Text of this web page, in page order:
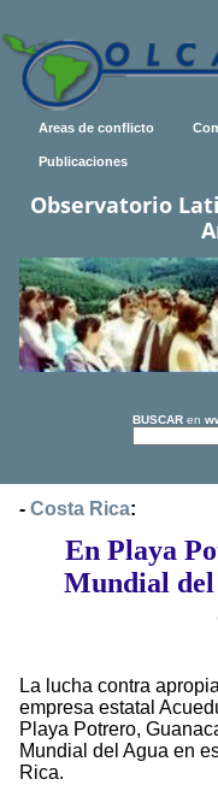
Areas de conflicto
Publicaciones
Observatorio
BUSCAR en
- Costa Rica:
En Playa
Mundial del
La lucha contra
empresa estatal
Playa Potrero,
Mundial del Agua en
Rica.